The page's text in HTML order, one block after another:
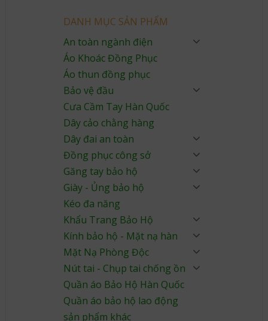
DANH MỤC SẢN PHẨM
An toàn ngành điện
Áo Khoác Đồng Phục
Áo thun đồng phục
Bảo vệ đầu
Cưa Cầm Tay Hàn Quốc
Dây cảo chằng hàng
Dây đai an toàn
Đồng phục công sở
Găng tay bảo hộ
Giày - Ủng bảo hộ
Kéo đa năng
Khẩu Trang Bảo Hộ
Kính bảo hộ - Mặt nạ hàn
Mặt Nạ Phòng Độc
Nút tai - Chụp tai chống ồn
Quần áo Bảo Hộ Hàn Quốc
Quần áo bảo hộ lao động
sản phẩm khác